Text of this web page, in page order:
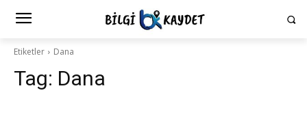
Etiketler Dana
Tag: Dana